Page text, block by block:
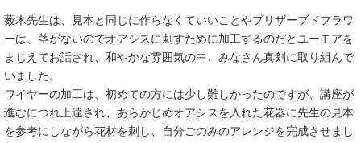
薮木先生は、見本と同じに作らなくていいことやプリザーブドフラワ
ーは、茎がないのでオアシスに刺すために加工するのだとユーモアを
まじえてお話され、和やかな雰囲気の中、みなさん真剣に取り組んで
いました。
ワイヤーの加工は、初めての方には少し難しかったのですが、講座が
進むにつれ上達され、あらかじめオアシスを入れた花器に先生の見本
を参考にしながら花材を刺し、自分ごのみのアレンジを完成させまし